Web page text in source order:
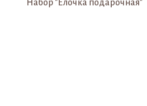
Набор "Елочка подарочная"